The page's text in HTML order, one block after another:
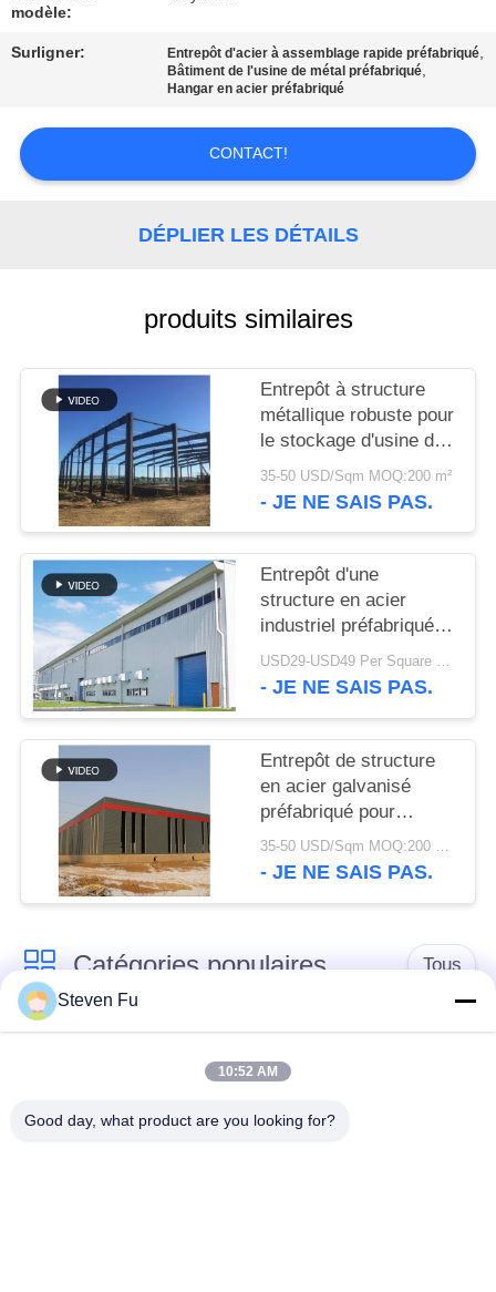
CONTRÔLE
DE
CONTACTEZ-
SOLUTION
DE
DÉFAUT
BLOG
PLAN
DU
SITE
PRIVACY
POLICY
modèle:
Surligner: Entrepôt d'acier à assemblage rapide préfabriqué,
Bâtiment de l'usine de métal préfabriqué,
Hangar en acier préfabriqué
CONTACT!
DÉPLIER LES DÉTAILS
produits similaires
Entrepôt à structure
métallique robuste pour
le stockage d'usine de
ciment
35-50 USD/Sqm MOQ:200 m²
- JE NE SAIS PAS.
Entrepôt d'une
structure en acier
industriel préfabriqué à
boulonnage moderne et
robuste pour usine
USD29-USD49 Per Square Meter MOQ:200 mètres carrés
- JE NE SAIS PAS.
Entrepôt de structure
en acier galvanisé
préfabriqué pour
stockage
35-50 USD/Sqm MOQ:200 mètres carrés
- JE NE SAIS PAS.
Catégories populaires Tous
entrepôt de structure
Atelier de structure
métallique
construction de
Fabrication de
Steven Fu
10:52 AM
Good day, what product are you looking for?